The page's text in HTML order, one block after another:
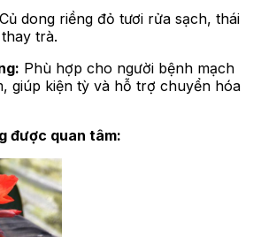
Củ dong riềng đỏ tươi rửa sạch, thái
trà.
Phù hợp cho người bệnh mạch
giúp kiện tỳ và hỗ trợ chuyển hóa
được quan tâm: